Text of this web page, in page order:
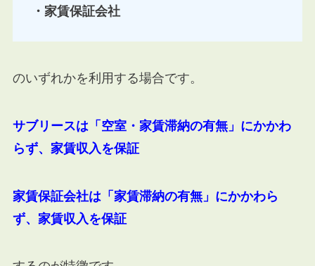
・家賃保証会社
のいずれかを利用する場合です。
サブリースは「空室・家賃滞納の有無」にかかわ
らず、家賃収入を保証
家賃保証会社は「家賃滞納の有無」にかかわら
ず、家賃収入を保証